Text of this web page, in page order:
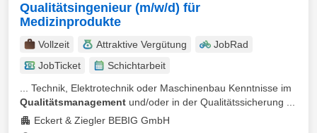
Qualitätsingenieur (m/w/d) für
Medizinprodukte
Vollzeit Attraktive Vergütung
JobRad
JobTicket
Schichtarbeit
... Technik, Elektrotechnik oder Maschinenbau Kenntnisse im
Qualitätsmanagement und/oder in der Qualitätssicherung ...
Eckert & Ziegler BEBIG GmbH